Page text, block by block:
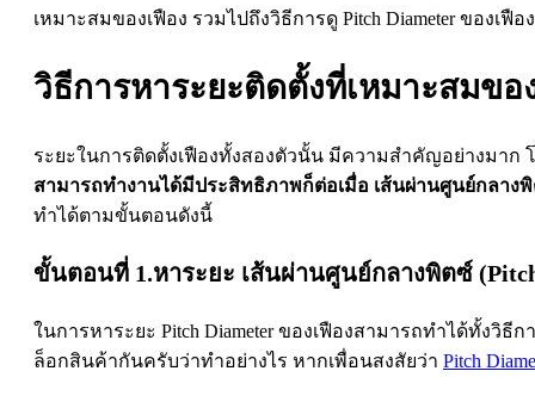
เหมาะสมของเฟือง รวมไปถึงวิธีการดู Pitch Diameter ของเฟือง
วิธีการหาระยะติดตั้งที่เหมาะสมขอ
ระยะในการติดตั้งเฟืองทั้งสองตัวนั้น มีความสำคัญอย่างมาก
สามารถทำงานได้มีประสิทธิภาพก็ต่อเมื่อ เส้นผ่านศูนย์กลาง
ทำได้ตามขั้นตอนดังนี้
ขั้นตอนที่ 1.หาระยะ เส้นผ่านศูนย์กลางพิตซ์
ในการหาระยะ Pitch Diameter ของเฟืองสามารถทำได้ทั้งวิ
ล็อกสินค้ากันครับว่าทำอย่างไร หากเพื่อนสงสัยว่า Pitch